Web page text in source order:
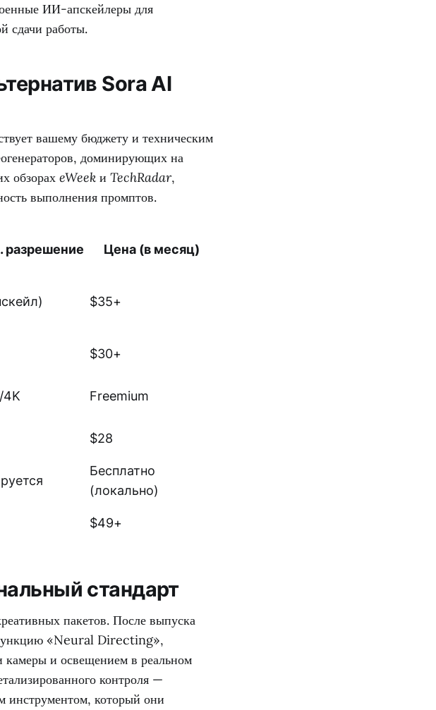
ИИ-апскейлеры для
сдачи работы.
Sora AI
вашему бюджету и техническим
доминирующих на
обзорах eWeek и TechRadar,
выполнения промптов.
разрешение Цена (в месяц)
$35+
$30+
4K Freemium
$28
Бесплатно
(локально)
$49+
стандарт
пакетов. После выпуска
«Neural Directing»,
камеры и освещением в реальном
контроля —
инструментом, который они